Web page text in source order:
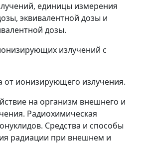
единицы измерения
эквивалентной дозы и
дозы.
излучений с
от ионизирующего излучения.
на организм внешнего и
Радиохимическая
Средства и способы
радиации при внешнем и